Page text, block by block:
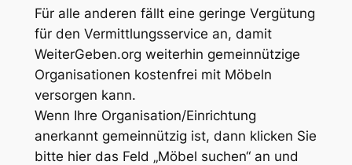
Für alle anderen fällt eine geringe Vergütung
für den Vermittlungsservice an, damit
WeiterGeben.org weiterhin gemeinnützige
Organisationen kostenfrei mit Möbeln
versorgen kann.
Wenn Ihre Organisation/Einrichtung
anerkannt gemeinnützig ist, dann klicken Sie
bitte hier das Feld „Möbel suchen“ an und